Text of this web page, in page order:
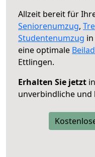
Allzeit bereit für
Seniorenumzug,
Studentenumzug
eine optimale
Ettlingen.
Erhalten Sie jetzt
unverbindliche